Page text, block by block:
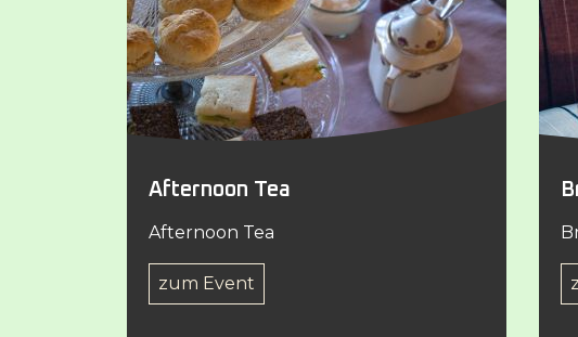
Afternoon Tea
Afternoon Tea
zum Event